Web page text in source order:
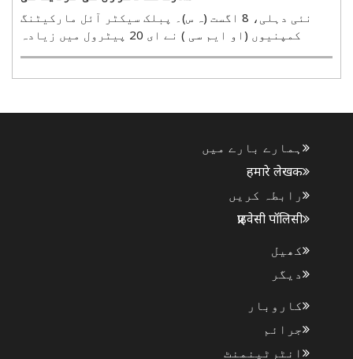
نئی دہلی، 8 اگست (ہ س)۔ پبلک سیکٹر آئل مارکیٹنگ
کمپنیوں (او ایم سی ) نے ای 20 پیٹرول میں زیادہ
ہمارے بارے میں
हमारे लेखक
رابطہ کریں
प्राइवेसी पॉलिसी
کھیل
دیگر
کاروبار
جرائم
انٹرٹینمنٹ